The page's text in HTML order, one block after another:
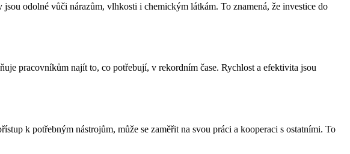
odolné vůči nárazům, vlhkosti i chemickým látkám. To znamená, že investice do
pracovníkům najít to, co potřebují, v rekordním čase. Rychlost a efektivita jsou
k potřebným nástrojům, může se zaměřit na svou práci a kooperaci s ostatními. To